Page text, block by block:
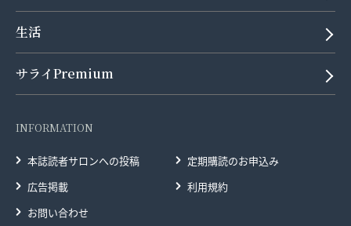
生活
サライPremium
INFORMATION
本誌読者サロンへの投稿
定期購読のお申込み
広告掲載
利用規約
お問い合わせ